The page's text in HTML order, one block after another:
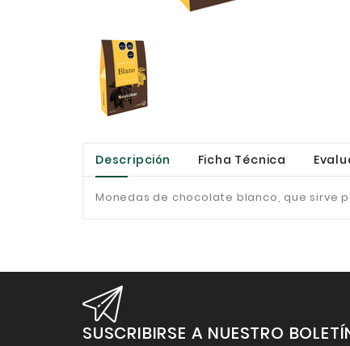
Descripción Ficha Técnica
Monedas de chocolate blanco, que sirve
SUSCRIBIRSE A NUESTRO